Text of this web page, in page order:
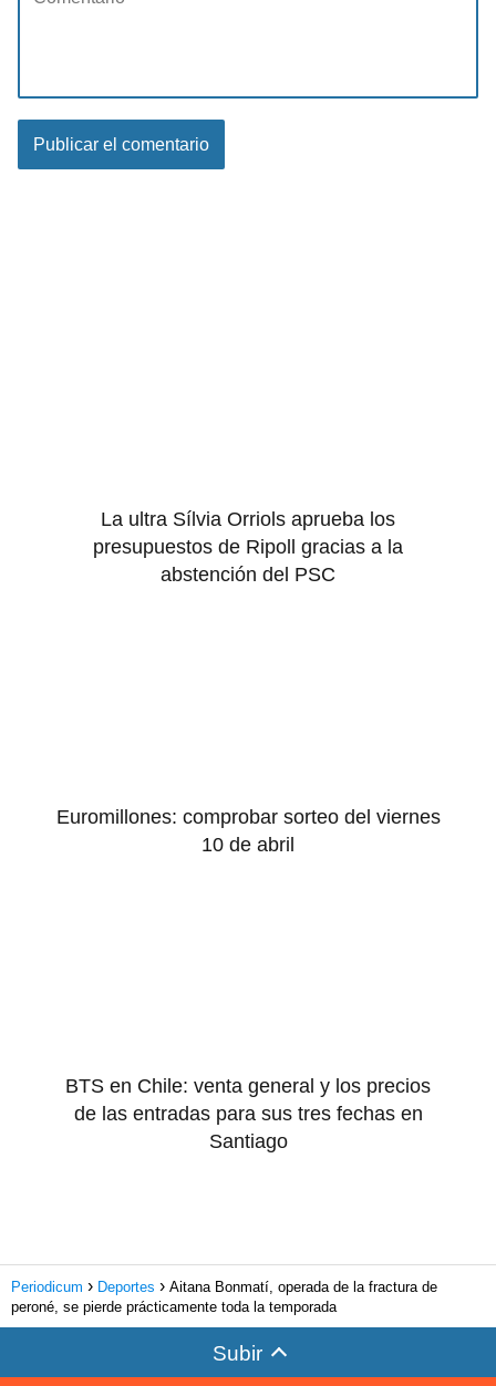
La ultra Sílvia Orriols aprueba los
presupuestos de Ripoll gracias a la
abstención del PSC
Euromillones: comprobar sorteo del viernes
10 de abril
BTS en Chile: venta general y los precios
de las entradas para sus tres fechas en
Santiago
Periodicum Deportes
Aitana Bonmatí, operada de la fractura de
peroné, se pierde prácticamente toda la temporada
Subir